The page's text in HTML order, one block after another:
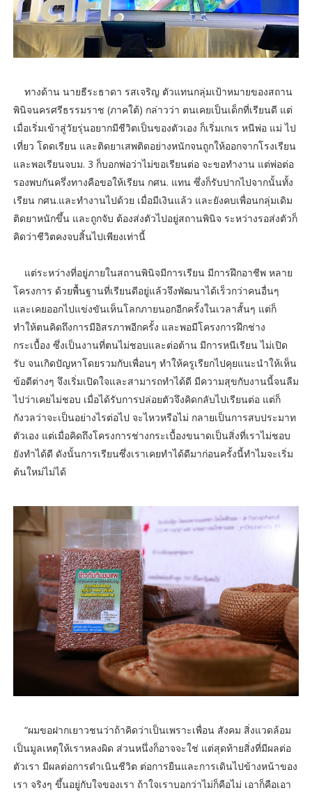
ทางด้าน นายธีระธาดา รสเจริญ ตัวแทนกลุ่มเป้าหมายของสถาน
พินิจนครศรีธรรมราช (ภาคใต้) กล่าวว่า ตนเคยเป็นเด็กที่เรียนดี แต่
เมื่อเริ่มเข้าสู่วัยรุ่นอยากมีชีวิตเป็นของตัวเอง ก็เริ่มเกเร หนีพ่อ แม่ ไป
เที่ยว โดดเรียน และติดยาเสพติดอย่างหนักจนถูกให้ออกจากโรงเรียน
และพอเรียนจบม. 3 ก็บอกพ่อว่าไม่ขอเรียนต่อ จะขอทำงาน แต่พ่อต่อ
รองพบกันครึ่งทางคือขอให้เรียน กศน. แทน ซึ่งก็รับปากไปจากนั้นทั้ง
เรียน กศน.และทำงานไปด้วย เมื่อมีเงินแล้ว และยังคบเพื่อนกลุ่มเดิม
ติดยาหนักขึ้น และถูกจับ ต้องส่งตัวไปอยู่สถานพินิจ ระหว่างรอส่งตัวก็
คิดว่าชีวิตคงจบสิ้นไปเพียงเท่านี้
แต่ระหว่างที่อยู่ภายในสถานพินิจมีการเรียน มีการฝึกอาชีพ หลาย
โครงการ ด้วยพื้นฐานที่เรียนดีอยู่แล้วจึงพัฒนาได้เร็วกว่าคนอื่นๆ
และเคยออกไปแข่งขันเห็นโลกภายนอกอีกครั้งในเวลาสั้นๆ แต่ก็
ทำให้ตนคิดถึงการมีอิสรภาพอีกครั้ง และพอมีโครงการฝึกช่าง
กระเบื้อง ซึ่งเป็นงานที่ตนไม่ชอบและต่อต้าน มีการหนีเรียน ไม่เปิด
รับ จนเกิดปัญหาโดยรวมกับเพื่อนๆ ทำให้ครูเรียกไปคุยแนะนำให้เห็น
ข้อดีต่างๆ จึงเริ่มเปิดใจและสามารถทำได้ดี มีความสุขกับงานนี้จนลืม
ไปว่าเคยไม่ชอบ เมื่อได้รับการปล่อยตัวจึงคิดกลับไปเรียนต่อ แต่ก็
กังวลว่าจะเป็นอย่างไรต่อไป จะไหวหรือไม่ กลายเป็นการสบประมาท
ตัวเอง แต่เมื่อคิดถึงโครงการช่างกระเบื้องขนาดเป็นสิ่งที่เราไม่ชอบ
ยังทำได้ดี ดังนั้นการเรียนซึ่งเราเคยทำได้ดีมาก่อนครั้งนี้ทำไมจะเริ่ม
ต้นใหม่ไม่ได้
“ผมขอฝากเยาวชนว่าถ้าคิดว่าเป็นเพราะเพื่อน สังคม สิ่งแวดล้อม
เป็นมูลเหตุให้เราหลงผิด ส่วนหนึ่งก็อาจจะใช่ แต่สุดท้ายสิ่งที่มีผลต่อ
ตัวเรา มีผลต่อการดำเนินชีวิต ต่อการยืนและการเดินไปข้างหน้าของ
เรา จริงๆ ขึ้นอยู่กับใจของเรา ถ้าใจเราบอกว่าไม่ก็คือไม่ เอาก็คือเอา